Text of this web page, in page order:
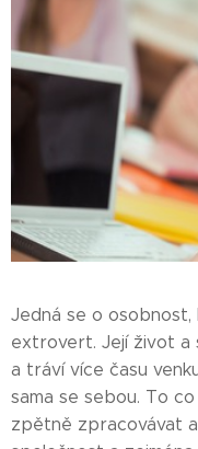
Jedná se o
extrovert. Její život a
a tráví více času
sama se sebou. To
zpětně zpracovávat